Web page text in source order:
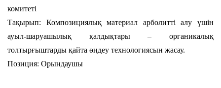
комитеті
Тақырып: Композициялық материал арболитті алу үшін
ауыл-шаруашылық қалдықтары – органикалық
толтырғыштарды қайта өңдеу технологиясын жасау.
Позиция: Орындаушы